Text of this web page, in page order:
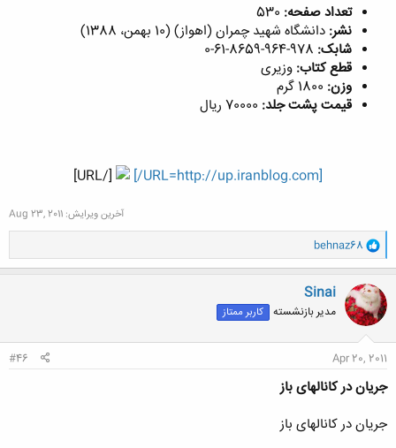
تعداد صفحه:
نشر: دانشگاه شهید چمران (اهواز) (10 بهمن، 1388)
شابک:
قطع کتاب: وزیری
وزن:
قیمت پشت جلد:
[URL=http://up.iranblog.com/]
[/URL]
آخرین ویرایش: Aug 23, 2011
و
ا
ک
ن
ش
ه
ا
behnaz68
Sinai
مدیر بازنشسته کاربر ممتاز
Apr 20, 2011
#46
جریان در کانالهای باز
جریان در کانالهای باز